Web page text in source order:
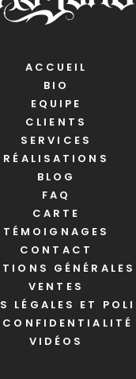
ACCUEIL
BIO
EQUIPE
CLIENTS
SERVICES
RÉALISATIONS
BLOG
FAQ
CARTE
TÉMOIGNAGES
CONTACT
GÉNÉRALES
VENTES
LÉGALES ET
CONFIDENTIALITÉ
VIDÉOS